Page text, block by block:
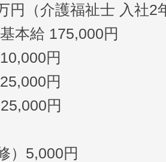
円（介護福祉士 入社2
本給 175,000円
円
円
円
）5,000円